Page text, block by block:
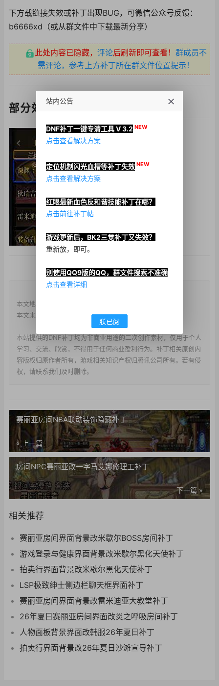
下方载链接失效或补丁出现BUG，可微信公众号反馈：
b6666xd（或从群文件中下载最新分享）
此处内容已隐藏， 评论后刷新即可查看！ 群成员不
需评论，参考上方补丁所在群文件位置提示！
部分效果图演示：
本文地址：
本文来自投稿，不代表本站立场，转载请注明出处。
本站提供的DNF补丁均为非商业用途的二次创作素材，仅用于个人
学习、交流、欣赏，不得用于任何商业盈利行为。补丁相关原创内
容版权归原作者所有，游戏相关知识产权归腾讯公司所有。若有侵
权，请联系我们及时删除。
赛丽亚房间NBA联动装饰隐藏补丁
« 上一篇
房间NPC赛丽亚改一字马艾娜修理工补丁
下一篇 »
相关推荐
赛丽亚房间界面背景改米歇尔BOSS房间补丁
游戏登录与健康界面背景改米歇尔黑化天使补丁
拍卖行界面背景改米歇尔黑化天使补丁
LSP极致绅士侧边栏聊天框界面补丁
赛丽亚房间界面背景改雷米迪亚大教堂补丁
26年夏日赛丽亚房间界面改炎之呼吸房间补丁
人物面板背景界面改韩服26年夏日补丁
拍卖行界面背景改26年夏日沙滩宣导补丁
站内公告
DNF补丁一键专清工具 V 3.2 NEW
点击查看解决方案
定位机制闪光血槽等补丁失效 NEW
点击查看解决方案
红眼最新血色反和谐技能补丁在哪？
点击前往补丁帖
游戏更新后，BK2三觉补丁又失效？
重新放，即可。
别使用QQ9版的QQ，群文件搜索不准确
点击查看详细
朕已阅